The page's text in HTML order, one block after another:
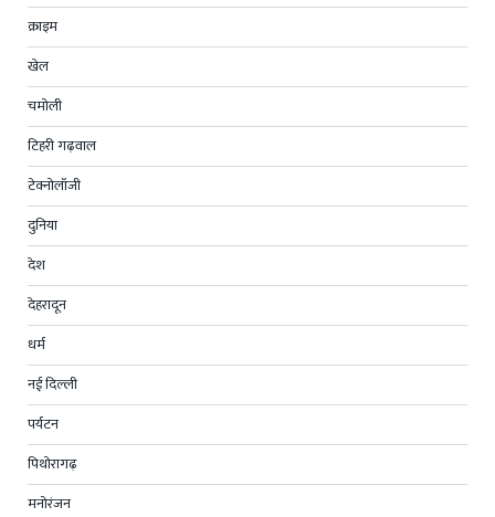
क्राइम
खेल
चमोली
टिहरी गढ़वाल
टेक्नोलॉजी
दुनिया
देश
देहरादून
धर्म
नई दिल्ली
पर्यटन
पिथोरागढ़
मनोरंजन